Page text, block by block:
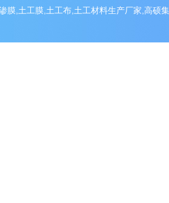
膜,土工膜,土工布,土工材料生产厂家,高硕